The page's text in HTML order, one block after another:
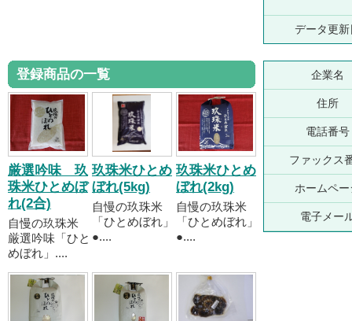
データ更新
登録商品の一覧
厳選吟味 玖
珠米ひとめぼ
れ(2合)
自慢の玖珠米
厳選吟味「ひと
めぼれ」....
玖珠米ひとめ
ぼれ(5kg)
自慢の玖珠米
「ひとめぼれ」
●....
玖珠米ひとめ
ぼれ(2kg)
自慢の玖珠米
「ひとめぼれ」
●....
企業名
住所
電話番号
ファックス
ホームペー
電子メー